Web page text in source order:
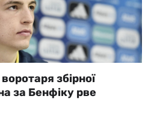
збірної
за Бенфіку рве